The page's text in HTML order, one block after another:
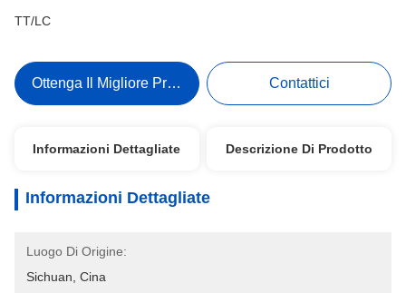
TT/LC
Ottenga Il Migliore Prezzo Contattici
Informazioni Dettagliate Descrizione Di Prodotto
Informazioni Dettagliate
Luogo Di Origine:
Sichuan, Cina